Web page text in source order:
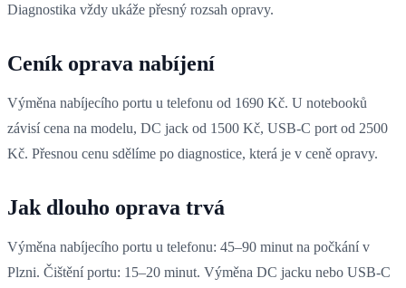
Diagnostika vždy ukáže přesný rozsah opravy.
Ceník oprava nabíjení
Výměna nabíjecího portu u telefonu od 1690 Kč. U notebooků
závisí cena na modelu, DC jack od 1500 Kč, USB-C port od 2500
Kč. Přesnou cenu sdělíme po diagnostice, která je v ceně opravy.
Jak dlouho oprava trvá
Výměna nabíjecího portu u telefonu: 45–90 minut na počkání v
Plzni. Čištění portu: 15–20 minut. Výměna DC jacku nebo USB-C